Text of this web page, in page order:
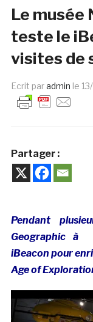
Le musée
teste le
visites de
Ecrit paradmin le
Partager :
Pendant
Geographic à
iBeacon pour
Age of